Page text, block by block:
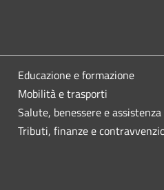
Educazione e formazione
Mobilità e trasporti
Salute, benessere e assistenza
Tributi, finanze e